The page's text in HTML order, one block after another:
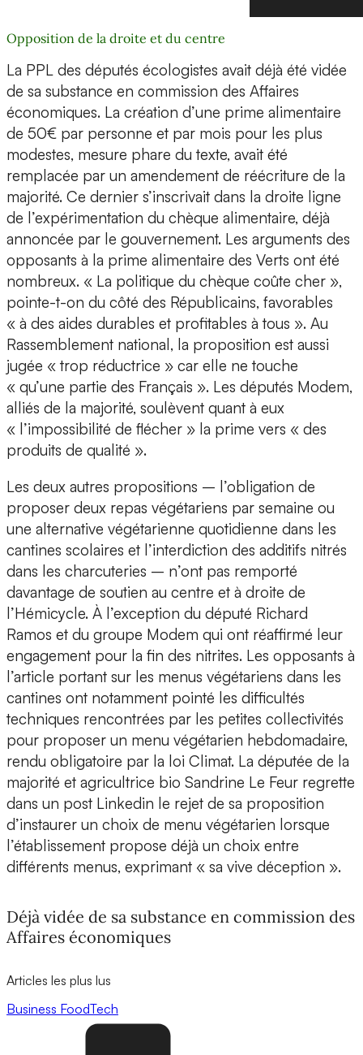
Opposition de la droite et du centre
La PPL des députés écologistes avait déjà été vidée
de sa substance en commission des Affaires
économiques. La création d’une prime alimentaire
de 50€ par personne et par mois pour les plus
modestes, mesure phare du texte, avait été
remplacée par un amendement de réécriture de la
majorité. Ce dernier s’inscrivait dans la droite ligne
de l’expérimentation du chèque alimentaire, déjà
annoncée par le gouvernement. Les arguments des
opposants à la prime alimentaire des Verts ont été
nombreux. « La politique du chèque coûte cher »,
pointe-t-on du côté des Républicains, favorables
« à des aides durables et profitables à tous ». Au
Rassemblement national, la proposition est aussi
jugée « trop réductrice » car elle ne touche
« qu’une partie des Français ». Les députés Modem,
alliés de la majorité, soulèvent quant à eux
« l’impossibilité de flécher » la prime vers « des
produits de qualité ».
Les deux autres propositions – l’obligation de
proposer deux repas végétariens par semaine ou
une alternative végétarienne quotidienne dans les
cantines scolaires et l’interdiction des additifs nitrés
dans les charcuteries – n’ont pas remporté
davantage de soutien au centre et à droite de
l’Hémicycle. À l’exception du député Richard
Ramos et du groupe Modem qui ont réaffirmé leur
engagement pour la fin des nitrites. Les opposants à
l’article portant sur les menus végétariens dans les
cantines ont notamment pointé les difficultés
techniques rencontrées par les petites collectivités
pour proposer un menu végétarien hebdomadaire,
rendu obligatoire par la loi Climat. La députée de la
majorité et agricultrice bio Sandrine Le Feur regrette
dans un post Linkedin le rejet de sa proposition
d’instaurer un choix de menu végétarien lorsque
l’établissement propose déjà un choix entre
différents menus, exprimant « sa vive déception ».
Déjà vidée de sa substance en commission des
Affaires économiques
Articles les plus lus
Business FoodTech